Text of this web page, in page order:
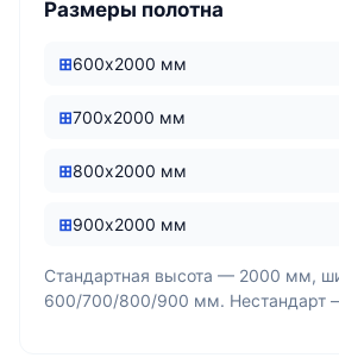
Размеры полотна
600х2000 мм
700х2000 мм
800х2000 мм
900х2000 мм
Стандартная высота — 2000 мм,
600/700/800/900 мм. Нестандарт